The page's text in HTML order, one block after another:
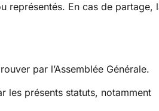
représentés. En cas de partage,
par l’Assemblée Générale.
les présents statuts, notamment